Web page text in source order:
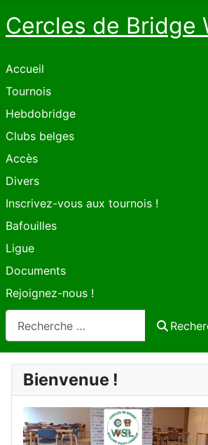
Cercles de Bridge
Accueil
Tournois
Hebdobridge
Clubs belges
Accès
Divers
Inscrivez-vous aux tournois !
Bafouilles
Ligue
Documents
Rejoignez-nous !
Bienvenue !